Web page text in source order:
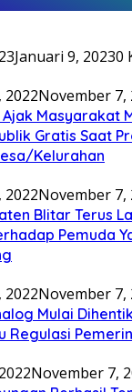
Januari 9, 20230
2022November 7,
Masyarakat
Gratis Saat
Kelurahan
2022November 7,
Blitar Terus
Pemuda
2022November 7,
Mulai
Regulasi
November 7,